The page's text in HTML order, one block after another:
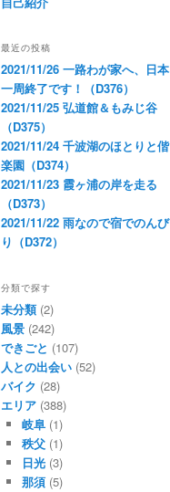
最近の投稿
2021/11/26 一路わが家へ、日本
一周終了です！（D376）
2021/11/25 弘道館＆もみじ谷
（D375）
2021/11/24 千波湖のほとりと偕
楽園（D374）
2021/11/23 霞ヶ浦の岸を走る
（D373）
2021/11/22 雨なので宿でのんび
り（D372）
分類で探す
未分類(2)
風景 (242)
できごと (107)
人との出会い (52)
バイク (28)
エリア (388)
岐阜(1)
秩父(1)
日光(3)
那須(5)